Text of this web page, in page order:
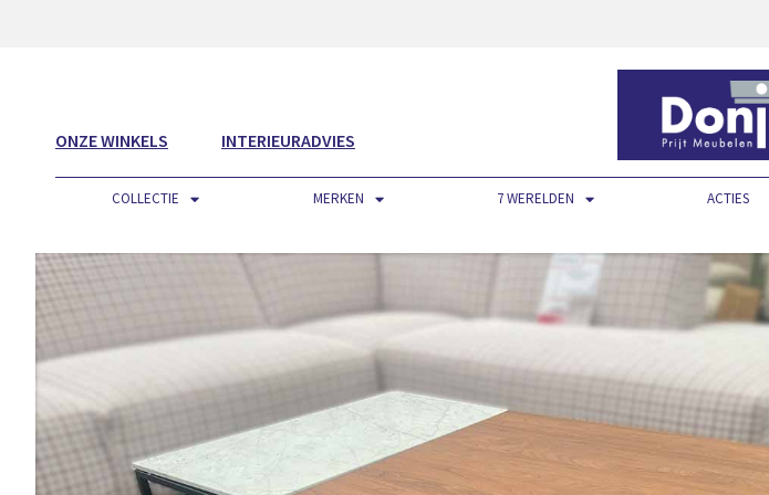
ONZE WINKELS INTERIEURADVIES
COLLECTIE MERKEN 7 WERELDEN ACTIES